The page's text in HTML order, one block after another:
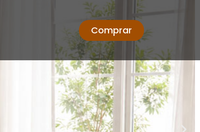
Comprar